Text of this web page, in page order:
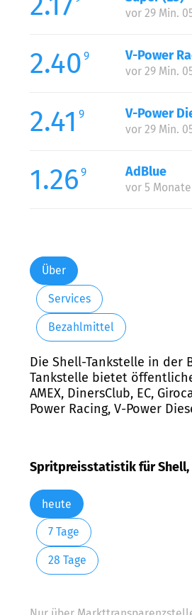
vor 29 Min.
2.40 9 V-Power
vor 29 Min.
2.41 9 V-Power
vor 29 Min.
1.26 9 AdBlue
vor 5
Über
Services
Bezahlmittel
Die Shell-Tankstelle in der
Tankstelle bietet
AMEX, DinersClub, EC,
Power Racing, V-Power
Spritpreisstatistik für Shell,
heute
7 Tage
28 Tage